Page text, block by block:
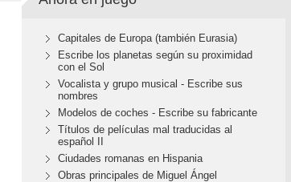
Capitales de Europa (también Eurasia)
Escribe los planetas según su proximidad
con el Sol
Vocalista y grupo musical - Escribe sus
nombres
Modelos de coches - Escribe su fabricante
Títulos de películas mal traducidas al
español II
Ciudades romanas en Hispania
Obras principales de Miguel Ángel